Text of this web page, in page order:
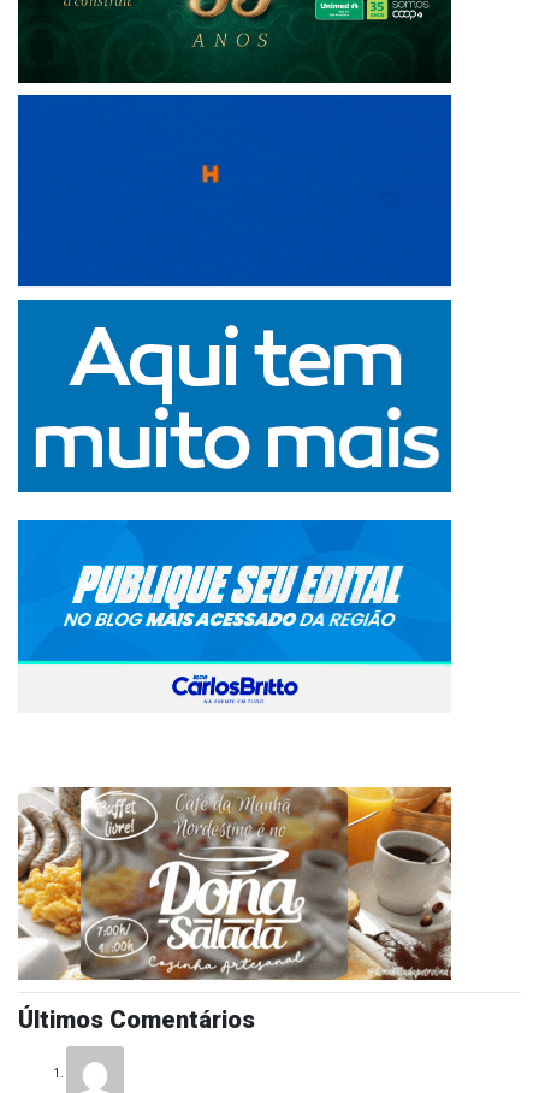
Últimos Comentários